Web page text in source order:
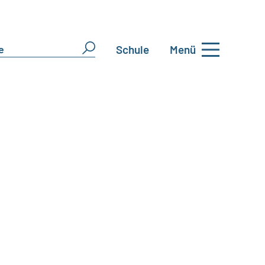
Schule Menü